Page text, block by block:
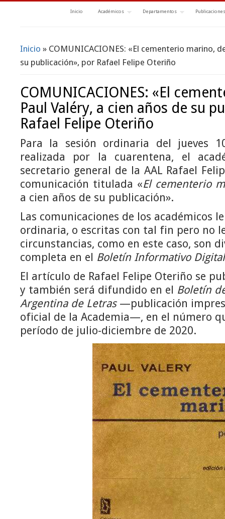
Inicio Académicos Departamentos Publicaciones
Se encuentra usted aquí
Inicio » COMUNICACIONES: «El cementerio marino,
su publicación», por Rafael Felipe Oteriño
COMUNICACIONES: «El
Paul Valéry, a cien años de su
Rafael Felipe Oteriño
Para la sesión ordinaria del jueves
realizada por la cuarentena, el
secretario general de la AAL Rafael
comunicación titulada «El cementerio
a cien años de su publicación».
Las comunicaciones de los académicos
ordinaria, o escritas con tal fin pero no
circunstancias, como en este caso, son
completa en el Boletín Informativo
El artículo de Rafael Felipe Oteriño se
y también será difundido en el Boletín
Argentina de Letras—publicación
oficial de la Academia—, en el número
período de julio-diciembre de 2020.